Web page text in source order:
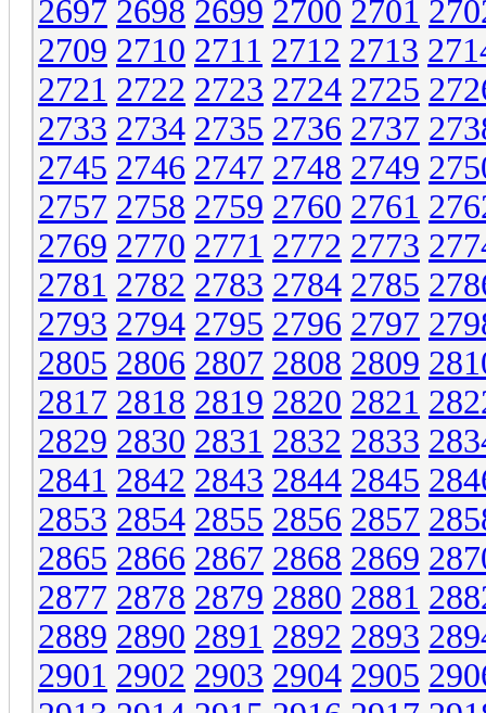
2697 2698 2699 2700 2701
2709 2710 2711 2712 2713
2721 2722 2723 2724 2725
2733 2734 2735 2736 2737
2745 2746 2747 2748 2749
2757 2758 2759 2760 2761
2769 2770 2771 2772 2773
2781 2782 2783 2784 2785
2793 2794 2795 2796 2797
2805 2806 2807 2808 2809
2817 2818 2819 2820 2821
2829 2830 2831 2832 2833
2841 2842 2843 2844 2845
2853 2854 2855 2856 2857
2865 2866 2867 2868 2869
2877 2878 2879 2880 2881
2889 2890 2891 2892 2893
2901 2902 2903 2904 2905